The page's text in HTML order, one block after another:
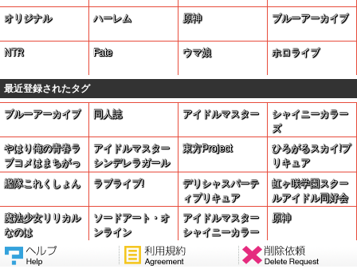
オリジナル ハーレム 原神 ブルーアーカイブ
NTR Fate ウマ娘 ホロライブ
最近登録されたタグ
ブルーアーカイブ 同人誌 アイドルマスター
シャイニーカラー
ズ
やはり俺の青春ラ
ブコメはまちがっ
ている。
アイドルマスター
シンデレラガール
ズ
東方Project
ひろがるスカイ!プ
リキュア
艦隊これくしょん
ラブライブ!
デリシャスパーテ
ィプリキュア
虹ヶ咲学園スクー
ルアイドル同好会
魔法少女リリカル
なのは
ソードアート・オ
ンライン
アイドルマスター
シャイニーカラー
ズ
原神